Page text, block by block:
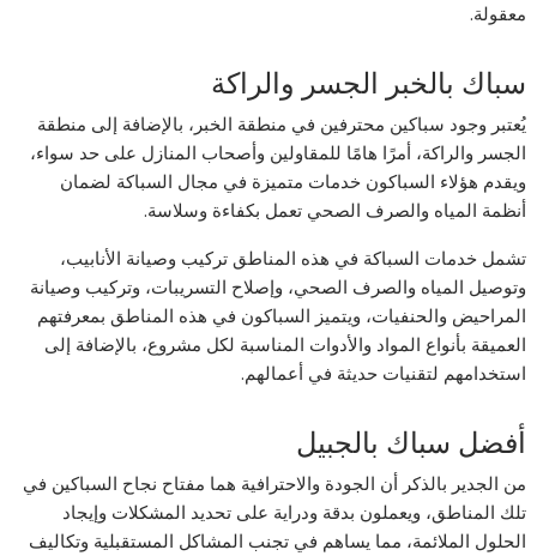
معقولة.
سباك بالخبر الجسر والراكة
يُعتبر وجود سباكين محترفين في منطقة الخبر، بالإضافة إلى منطقة
الجسر والراكة، أمرًا هامًا للمقاولين وأصحاب المنازل على حد سواء،
ويقدم هؤلاء السباكون خدمات متميزة في مجال السباكة لضمان
أنظمة المياه والصرف الصحي تعمل بكفاءة وسلاسة.
تشمل خدمات السباكة في هذه المناطق تركيب وصيانة الأنابيب،
وتوصيل المياه والصرف الصحي، وإصلاح التسريبات، وتركيب وصيانة
المراحيض والحنفيات، ويتميز السباكون في هذه المناطق بمعرفتهم
العميقة بأنواع المواد والأدوات المناسبة لكل مشروع، بالإضافة إلى
استخدامهم لتقنيات حديثة في أعمالهم.
أفضل سباك بالجبيل
من الجدير بالذكر أن الجودة والاحترافية هما مفتاح نجاح السباكين في
تلك المناطق، ويعملون بدقة ودراية على تحديد المشكلات وإيجاد
الحلول الملائمة، مما يساهم في تجنب المشاكل المستقبلية وتكاليف